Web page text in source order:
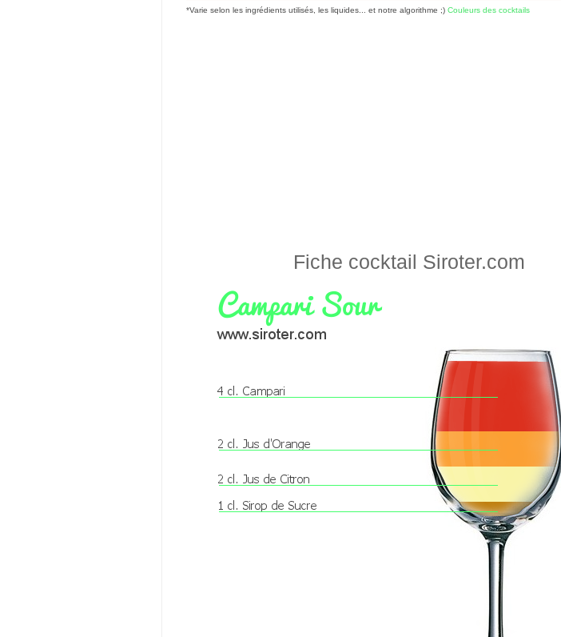
*Varie selon les ingrédients utilisés, les liquides... et notre algorithme ;) Couleurs des cocktails
Fiche cocktail Siroter.com